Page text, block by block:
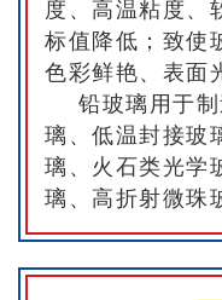
度、高温粘度、
标值降低；致使
色彩鲜艳、表面
铅玻璃用于
璃、低温封接玻
璃、火石类光学
璃、高折射微珠